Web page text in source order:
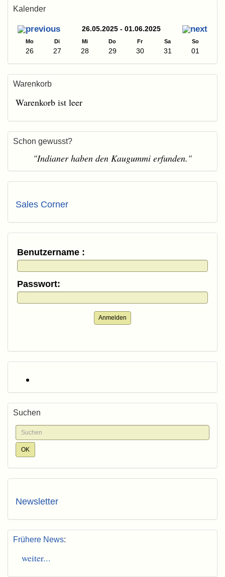
Kalender
26.05.2025 - 01.06.2025
Mo Di Mi Do Fr Sa So
26 27 28 29 30 31 01
Warenkorb
Warenkorb ist leer
Schon gewusst?
"Indianer haben den Kaugummi erfunden."
Sales Corner
Benutzername :
Passwort:
Anmelden
Suchen
Newsletter
Frühere News:
weiter...